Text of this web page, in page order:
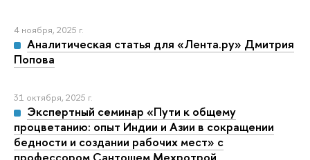
4 ноября, 2025 г.
Аналитическая статья для «Лента.ру» Дмитрия
Попова
31 октября, 2025 г.
Экспертный семинар «Пути к общему
процветанию: опыт Индии и Азии в сокращении
бедности и создании рабочих мест» с